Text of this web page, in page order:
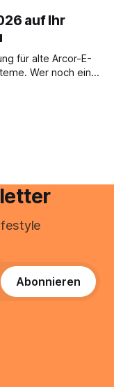
rund um
Leitfaden
Einstieg
auf Ihr
Wer noch eine
E-Mail & Cloud
Abonnieren